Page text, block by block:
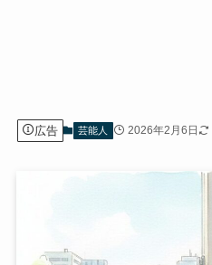
広告 芸能人 2026年2月6日